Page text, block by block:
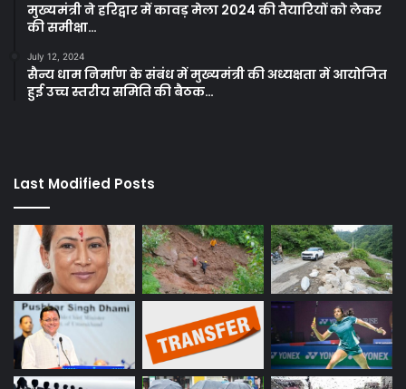
मुख्यमंत्री ने हरिद्वार में कावड़ मेला 2024 की तैयारियों को लेकर
की समीक्षा…
July 12, 2024
सैन्य धाम निर्माण के संबंध में मुख्यमंत्री की अध्यक्षता में आयोजित
हुई उच्च स्तरीय समिति की बैठक…
Last Modified Posts